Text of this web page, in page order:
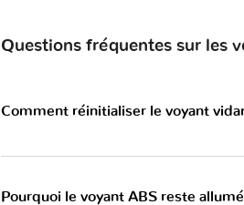
Questions fréquentes sur les
Comment réinitialiser le voyant
Pourquoi le voyant ABS reste